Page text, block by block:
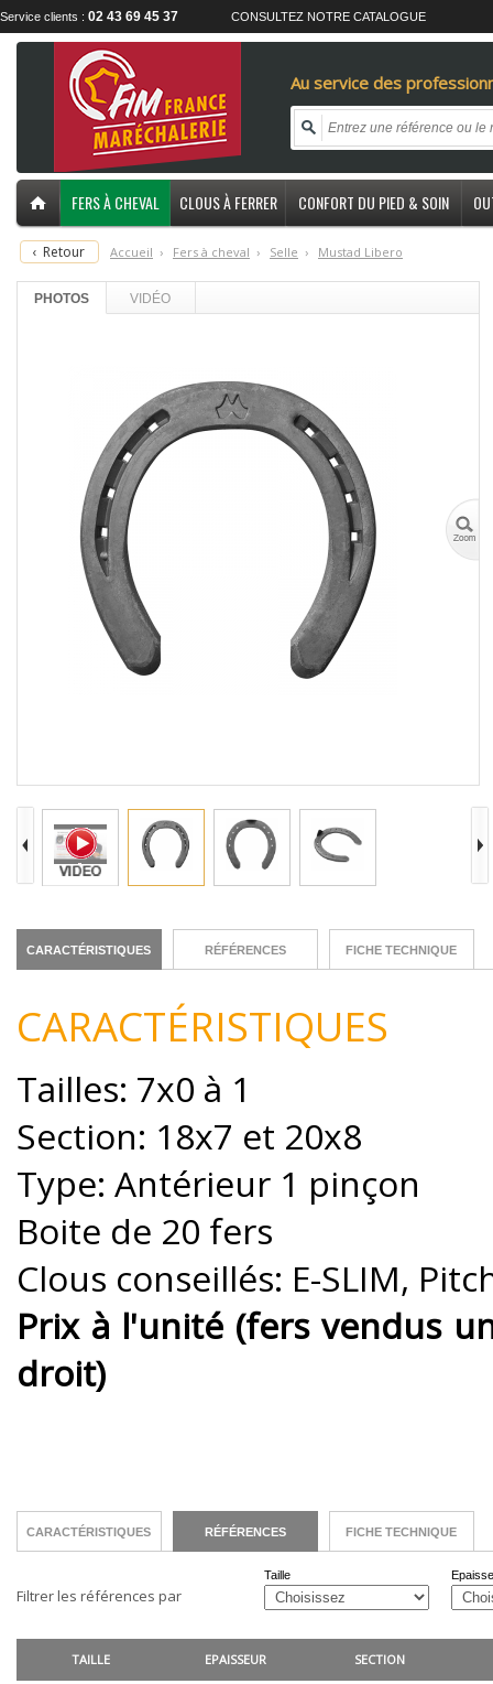
Service clients : 02 43 69 45 37 CONSULTEZ NOTRE CATALOGUE
Au service des
FERS À CHEVAL CLOUS À FERRER CONFORT DU PIED & SOIN
‹ Retour Accueil › Fers à cheval › Selle › Mustad Libero
PHOTOS VIDÉO
CARACTÉRISTIQUES RÉFÉRENCES FICHE TECHNIQUE
CARACTÉRISTIQUES
Tailles: 7x0 à 1
Section: 18x7 et 20x8
Type: Antérieur 1 pinçon
Boite de 20 fers
Clous conseillés: E-SLIM,
Prix à l'unité (fers vendus
droit)
CARACTÉRISTIQUES RÉFÉRENCES FICHE TECHNIQUE
Filtrer les références par
Taille
TAILLE EPAISSEUR SECTION